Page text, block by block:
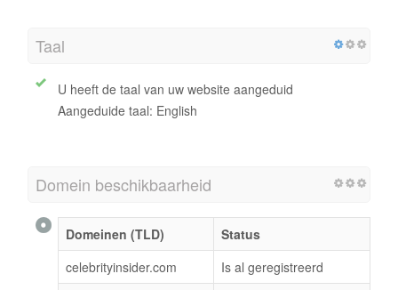
Taal
U heeft de taal van uw website aangeduid
Aangeduide taal: English
Domein beschikbaarheid
Domeinen (TLD)
Status
celebrityinsider.com
Is al geregistreerd